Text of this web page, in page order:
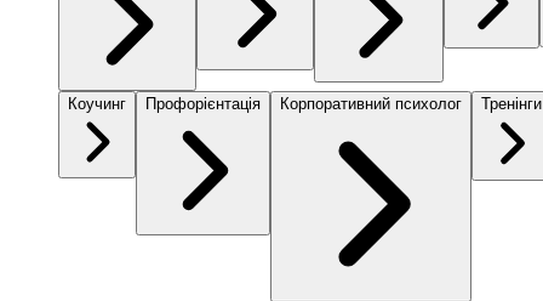
Коучинг Профорієнтація Корпоративний психолог Тренінги